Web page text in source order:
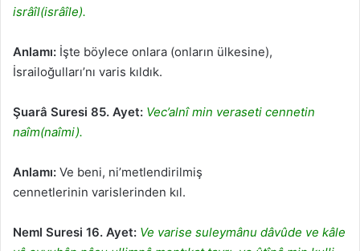
isrâîl(isrâîle).
Anlamı: İşte böylece onlara (onların ülkesine),
İsrailoğulları’nı varis kıldık.
Şuarâ Suresi 85. Ayet: Vec’alnî min veraseti cennetin
naîm(naîmi).
Anlamı: Ve beni, ni’metlendirilmiş
cennetlerinin varislerinden kıl.
Neml Suresi 16. Ayet: Ve varise suleymânu dâvûde ve kâle